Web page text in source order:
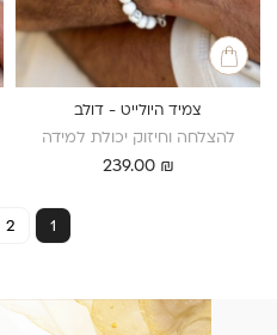
צמיד היולייט - דולב
להצלחה וחיזוק יכולת למידה
239.00 ₪
1
2